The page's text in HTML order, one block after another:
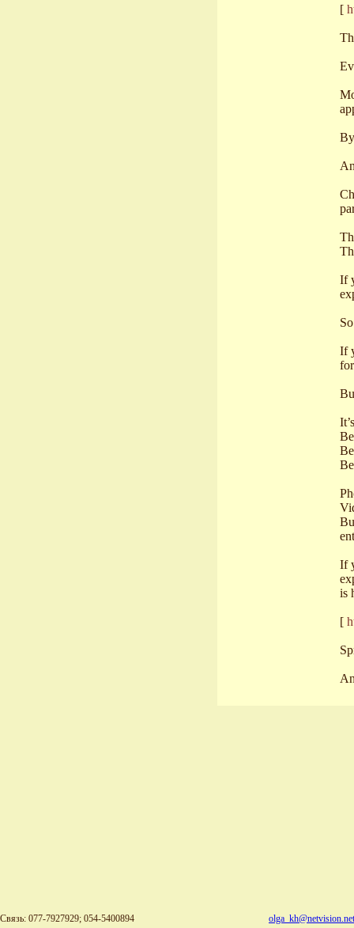
[
If
If
If
is
[
Связь: 077-7927929; 054-5400894